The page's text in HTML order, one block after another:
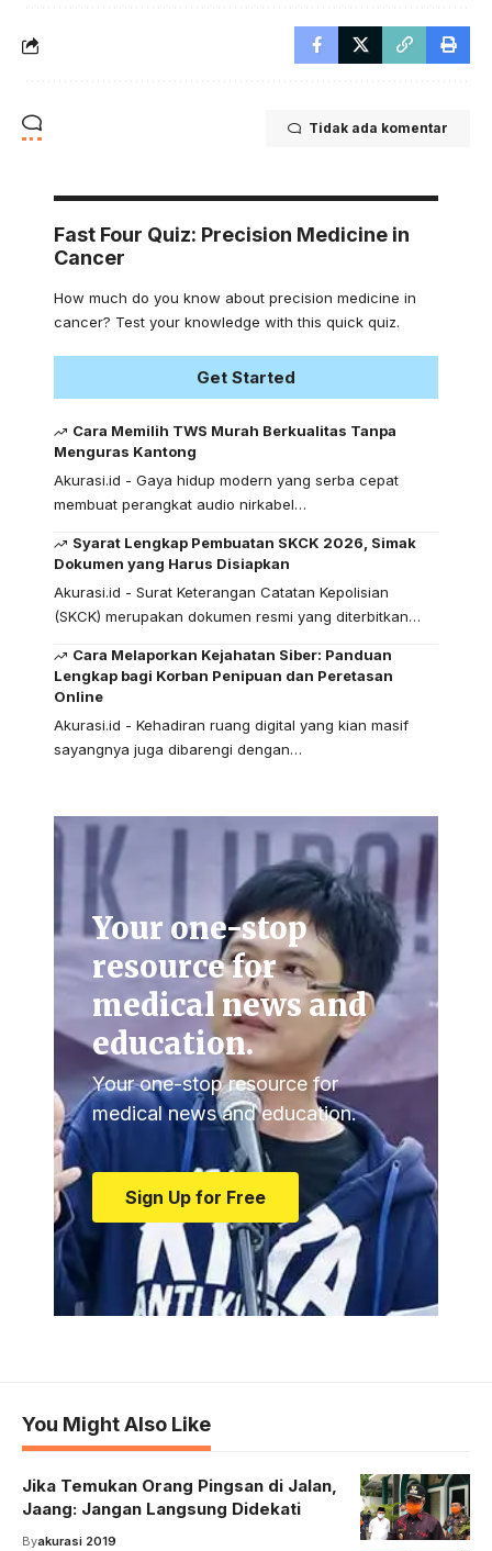
Tidak ada komentar
Fast Four Quiz: Precision Medicine in
Cancer
How much do you know about precision medicine in
cancer? Test your knowledge with this quick quiz.
Get Started
Cara Memilih TWS Murah Berkualitas Tanpa
Menguras Kantong
Akurasi.id - Gaya hidup modern yang serba cepat
membuat perangkat audio nirkabel…
Syarat Lengkap Pembuatan SKCK 2026, Simak
Dokumen yang Harus Disiapkan
Akurasi.id - Surat Keterangan Catatan Kepolisian
(SKCK) merupakan dokumen resmi yang diterbitkan…
Cara Melaporkan Kejahatan Siber: Panduan
Lengkap bagi Korban Penipuan dan Peretasan
Online
Akurasi.id - Kehadiran ruang digital yang kian masif
sayangnya juga dibarengi dengan…
Your one-stop
resource for
medical news and
education.
Your one-stop resource for
medical news and education.
Sign Up for Free
You Might Also Like
Jika Temukan Orang Pingsan di Jalan,
Jaang: Jangan Langsung Didekati
Byakurasi 2019